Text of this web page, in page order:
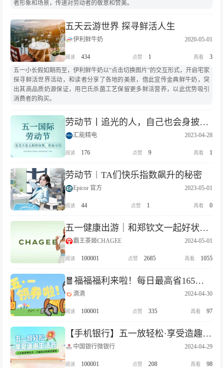
者形象和场景，传递对劳动者的敬意和赞美。
五天云游世界 探寻鲜活人生
伊利鲜牛奶 2020-05-01
434 1
3
五一小长假如期而至，伊利鲜牛奶以“点击切换图片”的交互形式，开启宅家
探寻鲜活世界活动，和读者分享了各地的美景，借此宣传金典鲜牛奶，突
出其高品质奶源保证，用巴氏杀菌工艺保留更多鲜活营养，以此优势吸引
消费者的购买。
劳动节丨追光的人，自己也会身披万丈光芒
汇能精电 2023-04-28
176 9 1
劳动节︱TA们快乐指数飙升的秘密
Epicor 官方 2023-05-01
44 1 0
五一健康出游｜和郑钦文一起好状态随春醒，1w+杯低GI好茶相赠！
霸王茶姬CHAGEE 2024-05-01
100001 2685 1055
🧧福福福利来啦！每日最高省165元，畅行五一
滴滴 2024-04-30
100001 335 97
【手机银行】五一放轻松·享受造趣生活节
中国银行微银行 2024-04-29
100001 208 98